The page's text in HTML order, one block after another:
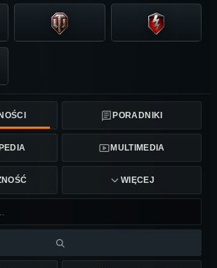
PORADNIKI
MULTIMEDIA
WIĘCEJ